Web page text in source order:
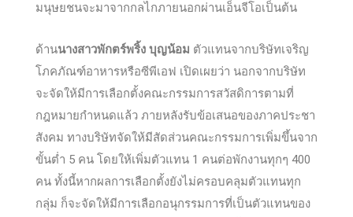
มนุษยชนจะมาจากกลไกภายนอกผ่านเอ็นจีโอเป็นต้น
ด้านนางสาวพักตร์พริ้ง บุญน้อม ตัวแทนจากบริษัทเจริญ
โภคภัณฑ์อาหารหรือซีพีเอฟ เปิดเผยว่า นอกจากบริษัท
จะจัดให้มีการเลือกตั้งคณะกรรมการสวัสดิการตามที่
กฎหมายกำหนดแล้ว ภายหลังรับข้อเสนอของภาคประชา
สังคม ทางบริษัทจัดให้มีสัดส่วนคณะกรรมการเพิ่มขึ้นจาก
ขั้นต่ำ 5 คน โดยให้เพิ่มตัวแทน 1 คนต่อพักงานทุกๆ 400
คน ทั้งนี้หากผลการเลือกตั้งยังไม่ครอบคลุมตัวแทนทุก
กลุ่ม ก็จะจัดให้มีการเลือกอนุกรรมการที่เป็นตัวแทนของ